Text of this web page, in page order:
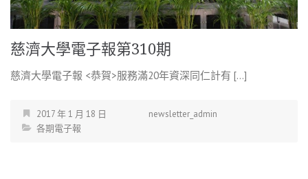
慈濟大學電子報第310期
慈濟大學電子報 <恭賀>服務滿20年資深同仁計有 […]
2017 年 1 月 18 日
newsletter_admin
各期電子報